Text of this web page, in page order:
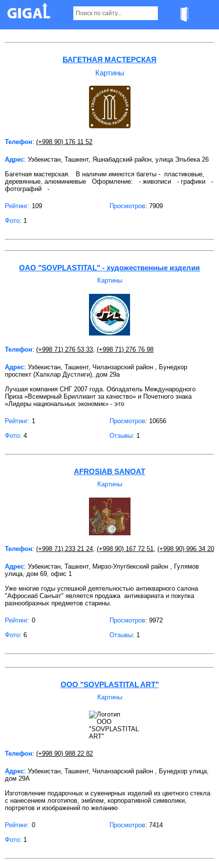
Картины в Ташкенте
БАГЕТНАЯ МАСТЕРСКАЯ
Картины
Телефон: (+998 90) 176 11 52
Адрес: Узбекистан, Ташкент, Яшнабадский район, улица Эльбека 26
Багетная мастерская. В наличии имеются багеты - пластиковые,
деревянные, алюминиевые Оформление: - живописи - графики -
фотографий -
Рейтинг: 109 Просмотров: 7909
Фото: 1
OAO "SOVPLASTITAL" - художественные изделия
Картины
Телефон: (+998 71) 276 53 33, (+998 71) 276 76 98
Адрес: Узбекистан, Ташкент, Чиланзарский район , Бунедкор
проспект (Халклар Дустлиги), дом 29а
Лучшая компания СНГ 2007 года. Обладатель Международного
Приза «Всемирный Бриллиант за качество» и Почетного знака
«Лидеры национальных экономик» - это
Рейтинг: 1 Просмотров: 10656
Фото: 4 Отзывы: 1
AFROSIAB SANOAT
Картины
Телефон: (+998 71) 233 21 24, (+998 90) 167 72 51, (+998 90) 996 34 20
Адрес: Узбекистан, Ташкент, Мирзо-Улугбекский район , Гулямов
улица, дом 69, офис 1
Уже многие годы успешной деятельностью антикварного салона
"Афросиаб Санъат" является продажа антиквариата и покупка
разнообразных предметов старины.
Рейтинг: 0 Просмотров: 9972
Фото: 6 Отзывы: 1
ООО "SOVPLASTITAL ART"
Картины
Телефон: (+998 90) 988 22 82
Адрес: Узбекистан, Ташкент, Чиланзарский район , Бунедкор улица,
дом 29A
Изготовление подарочных и сувенирных изделий из цветного стекла
с нанесением логотипов, эмблем, корпоративной символики,
портретов и изображений по желанию
Рейтинг: 0 Просмотров: 7414
Фото: 1